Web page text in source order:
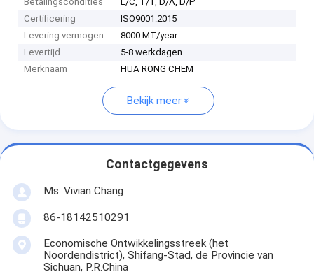
Certificering
ISO9001:2015
Levering vermogen
8000 MT/year
Levertijd
5-8 werkdagen
Merknaam
HUA RONG CHEM
Bekijk meer
Contactgegevens
Ms. Vivian Chang
86-18142510291
Economische Ontwikkelingsstreek (het
Noordendistrict), Shifang-Stad, de Provincie van
Sichuan, P.R.China